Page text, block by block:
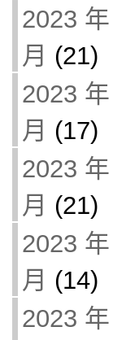
2023
月 (21)
2023 年
月 (17)
2023
月 (21)
2023
月 (14)
2023